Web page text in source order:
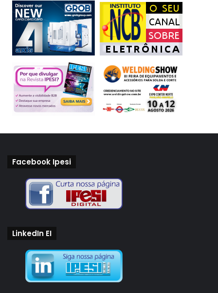
Facebook Ipesi
LinkedIn EI